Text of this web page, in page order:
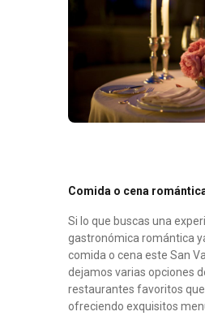
Comida o cena
Si lo que buscas una
gastronómica romántica
comida o cena este San
dejamos varias opciones
restaurantes favoritos
ofreciendo exquisitos